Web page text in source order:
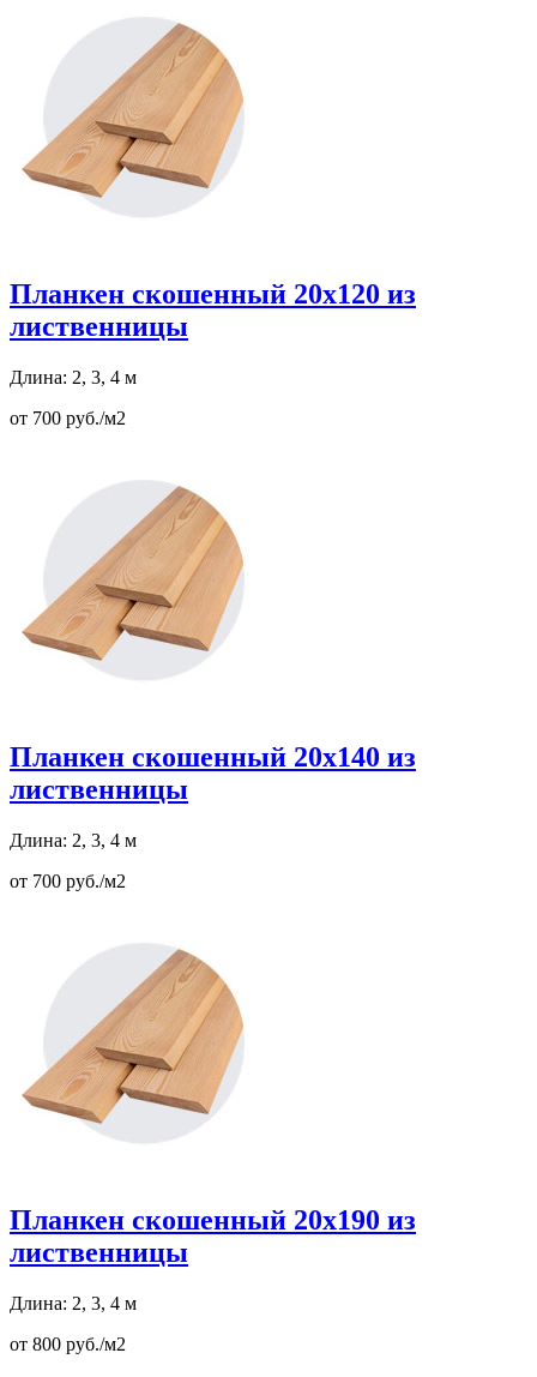
Планкен скошенный 20х120 из
лиственницы
Длина: 2, 3, 4 м
от 700 руб./м2
Планкен скошенный 20х140 из
лиственницы
Длина: 2, 3, 4 м
от 700 руб./м2
Планкен скошенный 20х190 из
лиственницы
Длина: 2, 3, 4 м
от 800 руб./м2